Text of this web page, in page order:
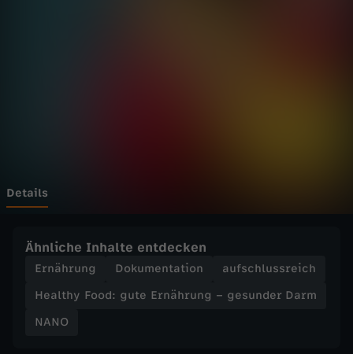
g
t
e
Details
Ähnliche Inhalte entdecken
Ernährung Dokumentation
aufschlussreich
Healthy Food: gute Ernährung – gesunder Darm
NANO